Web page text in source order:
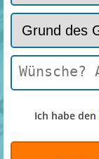
Ich habe den